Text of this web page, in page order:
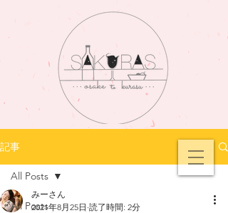
記事
All Posts
All Posts
みーさん
2021年8月25日 読了時間: 2分